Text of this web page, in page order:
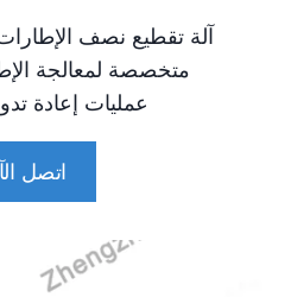
آلة تقطيع نصف
متخصصة لمعالجة
عمليات إعادة
اتصل